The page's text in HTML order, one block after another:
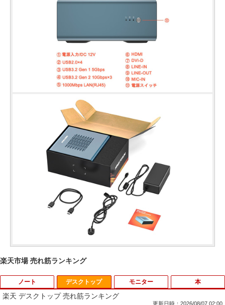
楽天市場 売れ筋ランキング
ノート デスクトップ
楽天 デスクトップ 売れ筋ランキング
更新日時：2026/08/07 02:00
モニター 本